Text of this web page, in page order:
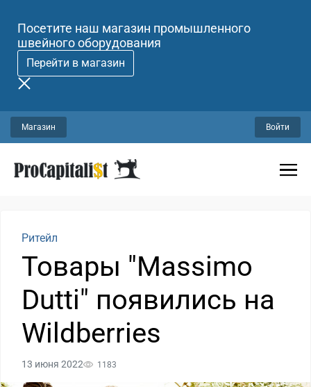
Посетите наш магазин промышленного
швейного оборудования
Перейти в магазин
Магазин Войти
Ритейл
Товары "Massimo
Dutti" появились на
Wildberries
13 июня 2022 1183